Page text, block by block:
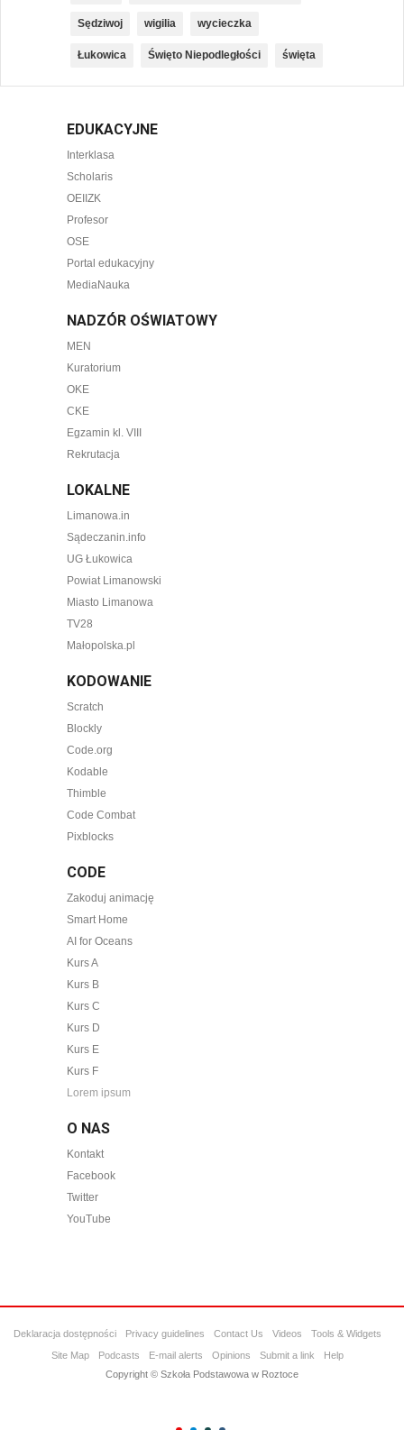
Sędziwoj wigilia wycieczka
Łukowica Święto Niepodległości święta
EDUKACYJNE
Interklasa
Scholaris
OEIIZK
Profesor
OSE
Portal edukacyjny
MediaNauka
NADZÓR OŚWIATOWY
MEN
Kuratorium
OKE
CKE
Egzamin kl. VIII
Rekrutacja
LOKALNE
Limanowa.in
Sądeczanin.info
UG Łukowica
Powiat Limanowski
Miasto Limanowa
TV28
Małopolska.pl
KODOWANIE
Scratch
Blockly
Code.org
Kodable
Thimble
Code Combat
Pixblocks
CODE
Zakoduj animację
Smart Home
AI for Oceans
Kurs A
Kurs B
Kurs C
Kurs D
Kurs E
Kurs F
Lorem ipsum
O NAS
Kontakt
Facebook
Twitter
YouTube
Deklaracja dostępności Privacy guidelines Contact Us Videos
Tools & Widgets
Site Map
Podcasts E-mail alerts Opinions Submit a link
Help
Copyright © Szkoła Podstawowa w Roztoce